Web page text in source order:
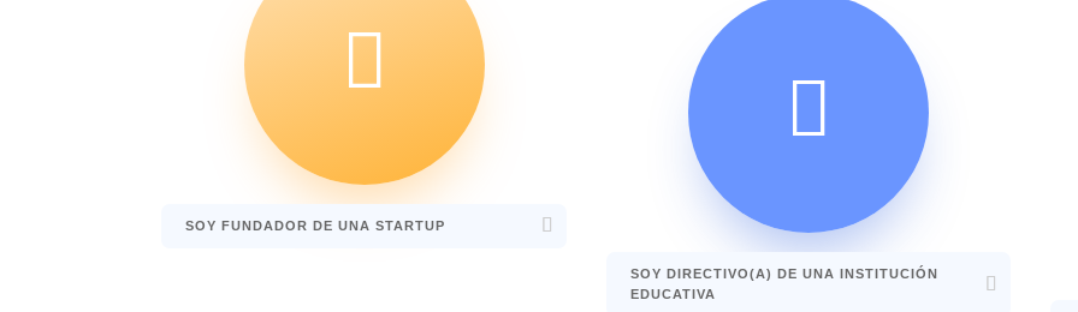

SOY FUNDADOR DE UNA STARTUP

SOY DIRECTIVO(A) DE UNA INSTITUCIÓN
EDUCATIVA